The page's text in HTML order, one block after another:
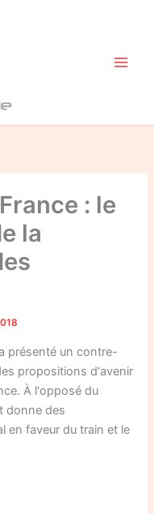
: le
la
présenté un contre-
propositions d'avenir
À l'opposé du
donne des
en faveur du train et le